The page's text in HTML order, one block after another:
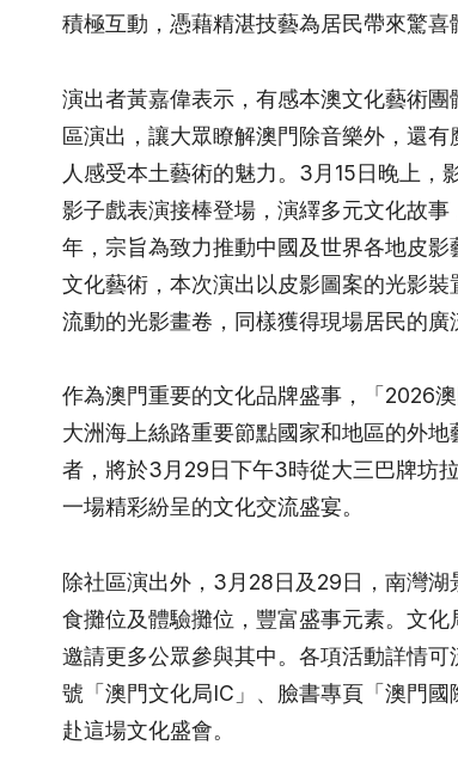
積極互動，憑藉精湛技藝為居民帶來驚喜
演出者黃嘉偉表示，有感本澳文化藝術
區演出，讓大眾瞭解澳門除音樂外，還
人感受本土藝術的魅力。 3 月 15日晚上，
影子戲表演接棒登場，演繹多元文化故
年，宗旨為致力推動中國及世界各地皮
文化藝術，本次演出以皮影圖案的光影
流動的光影畫卷，同樣獲得現場居民的廣
作為澳門重要的文化品牌盛事，「 2026
大洲海上絲路重要節點國家和地區的外地
者，將於3月 29日下午3時從大三巴牌坊
一場精彩紛呈的文化交流盛宴。
除社區演出外， 3 月 28日及29日，南灣湖
食攤位及體驗攤位，豐富盛事元素。文
邀請更多公眾參與其中。各項活動詳情可
號「澳門文化局IC 」、臉書專頁「澳門
赴這場文化盛會。